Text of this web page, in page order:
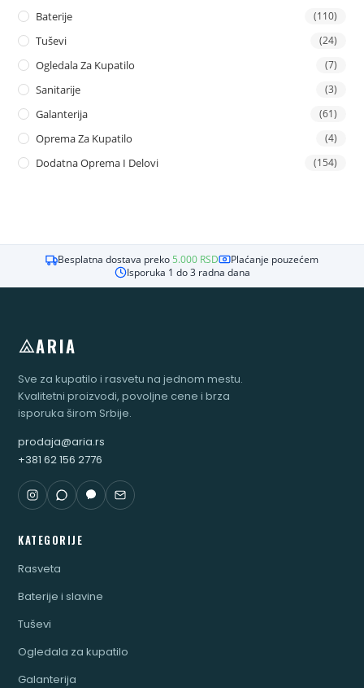
Baterije (110)
Tuševi (24)
Ogledala Za Kupatilo (7)
Sanitarije (3)
Galanterija (61)
Oprema Za Kupatilo (4)
Dodatna Oprema I Delovi (154)
Besplatna dostava preko 5.000 RSD
Plaćanje pouzećem
Isporuka 1 do 3 radna dana
ARIA
Sve za kupatilo i rasvetu na jednom mestu.
Kvalitetni proizvodi, povoljne cene i brza
isporuka širom Srbije.
prodaja@aria.rs
+381 62 156 2776
KATEGORIJE
Rasveta
Baterije i slavine
Tuševi
Ogledala za kupatilo
Galanterija